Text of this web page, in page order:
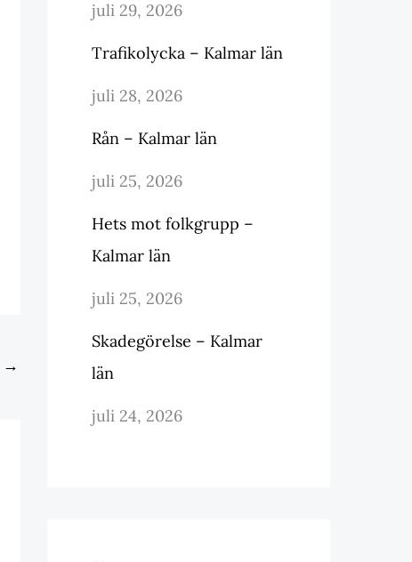
→
juli 29, 2026
Trafikolycka – Kalmar län
juli 28, 2026
Rån – Kalmar län
juli 25, 2026
Hets mot folkgrupp –
Kalmar län
juli 25, 2026
Skadegörelse – Kalmar
län
juli 24, 2026